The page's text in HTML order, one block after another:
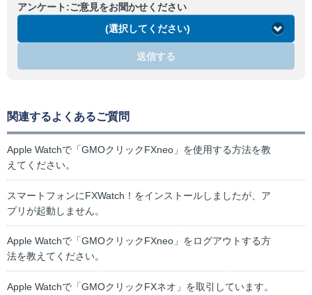
アンケート:ご意見をお聞かせください
(選択してください)
送信する
関連するよくあるご質問
Apple Watchで「GMOクリックFXneo」を使用する方法を教
えてください。
スマートフォンにFXWatch！をインストールしましたが、ア
プリが起動しません。
Apple Watchで「GMOクリックFXneo」をログアウトする方
法を教えてください。
Apple Watchで「GMOクリックFXネオ」を取引しています。